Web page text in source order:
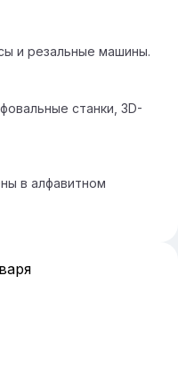
и резальные машины.
станки, 3D-
в алфавитном